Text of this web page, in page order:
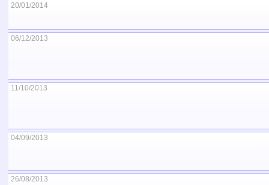
20/01/2014
06/12/2013
11/10/2013
04/09/2013
26/08/2013